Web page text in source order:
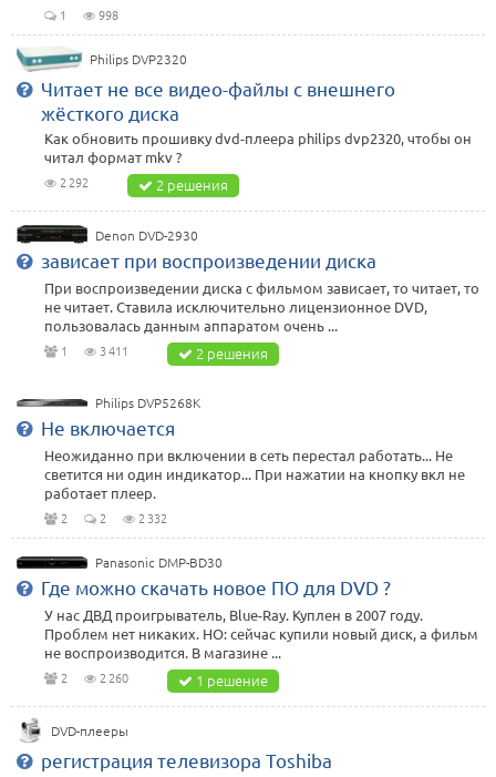
1 998
Philips DVP2320
Читает не все видео-файлы с внешнего
жёсткого диска
Как обновить прошивку dvd-плеера philips dvp2320, чтобы он
читал формат mkv ?
2 292 2 решения
Denon DVD-2930
зависает при воспроизведении диска
При воспроизведении диска с фильмом зависает, то читает, то
не читает. Ставила исключительно лицензионное DVD,
пользовалась данным аппаратом очень ...
1 3 411 2 решения
Philips DVP5268K
Не включается
Неожиданно при включении в сеть перестал работать... Не
светится ни один индикатор... При нажатии на кнопку вкл не
работает плеер.
2 2 2 332
Panasonic DMP-BD30
Где можно скачать новое ПО для DVD ?
У нас ДВД проигрыватель, Blue-Ray. Куплен в 2007 году.
Проблем нет никаких. НО: сейчас купили новый диск, а фильм
не воспроизводится. В магазине ...
2 2 260 1 решение
DVD-плееры
регистрация телевизора Toshiba